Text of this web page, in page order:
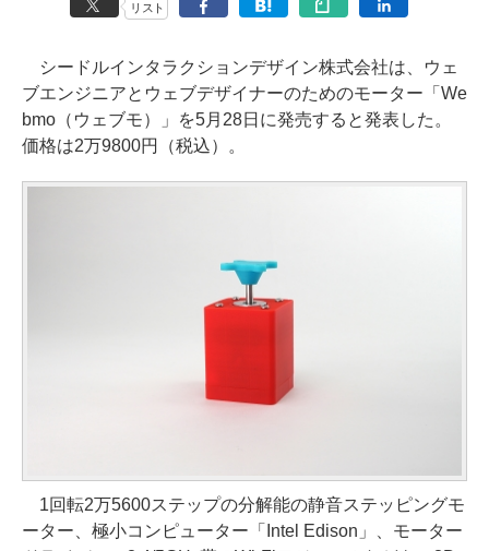
リスト
シードルインタラクションデザイン株式会社は、ウェ
ブエンジニアとウェブデザイナーのためのモーター「We
bmo（ウェブモ）」を5月28日に発売すると発表した。
価格は2万9800円（税込）。
1回転2万5600ステップの分解能の静音ステッピングモ
ーター、極小コンピューター「Intel Edison」、モーター